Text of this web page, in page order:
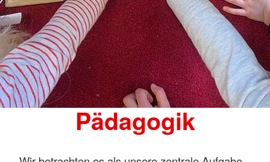
Pädagogik